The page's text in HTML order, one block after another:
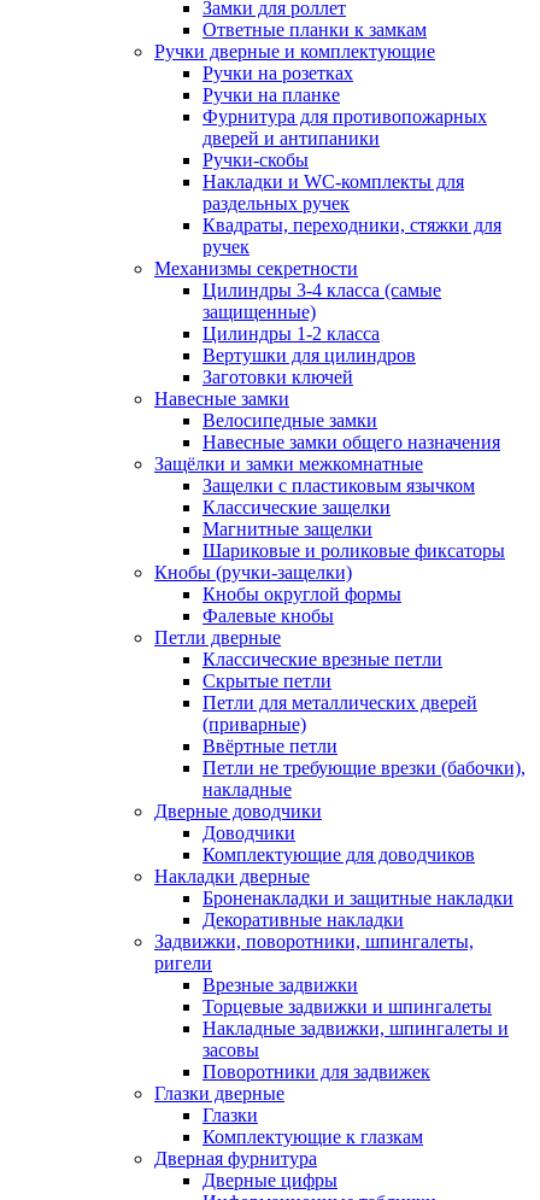
Замки для роллет
Ответные планки к замкам
Ручки дверные и комплектующие
Ручки на розетках
Ручки на планке
Фурнитура для противопожарных
дверей и антипаники
Ручки-скобы
Накладки и WC-комплекты для
раздельных ручек
Квадраты, переходники, стяжки для
ручек
Механизмы секретности
Цилиндры 3-4 класса (самые
защищенные)
Цилиндры 1-2 класса
Вертушки для цилиндров
Заготовки ключей
Навесные замки
Велосипедные замки
Навесные замки общего назначения
Защёлки и замки межкомнатные
Защелки с пластиковым язычком
Классические защелки
Магнитные защелки
Шариковые и роликовые фиксаторы
Кнобы (ручки-защелки)
Кнобы округлой формы
Фалевые кнобы
Петли дверные
Классические врезные петли
Скрытые петли
Петли для металлических дверей
(приварные)
Ввёртные петли
Петли не требующие врезки (бабочки),
накладные
Дверные доводчики
Доводчики
Комплектующие для доводчиков
Накладки дверные
Броненакладки и защитные накладки
Декоративные накладки
Задвижки, поворотники, шпингалеты,
ригели
Врезные задвижки
Торцевые задвижки и шпингалеты
Накладные задвижки, шпингалеты и
засовы
Поворотники для задвижек
Глазки дверные
Глазки
Комплектующие к глазкам
Дверная фурнитура
Дверные цифры